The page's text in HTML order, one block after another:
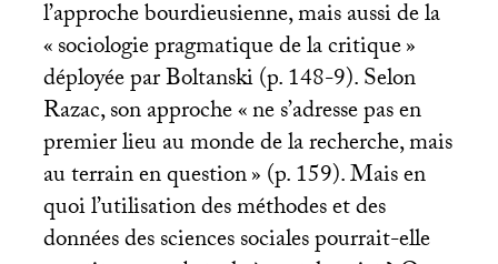
l’approche bourdieusienne, mais aussi de la
«sociologie pragmatique de la critique»
déployée par Boltanski (p. 148-9). Selon
Razac, son approche «ne s’adresse pas en
premier lieu au monde de la recherche, mais
au terrain en question» (p. 159). Mais en
quoi l’utilisation des méthodes et des
données des sciences sociales pourrait-elle